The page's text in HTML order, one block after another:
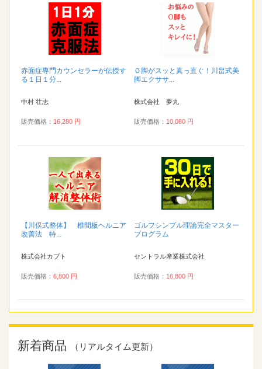
赤面症専門カウンセラーが伝授す
る１日１分...
中村 壮志
販売価格： 16,280 円
Ｏ脚がスッと真っ直ぐ！川畠式美
脚エクササ...
株式会社 夢丸
販売価格： 10,080 円
【川俣式整体】 椎間板ヘルニア
改善法 特...
株式会社カブト
販売価格： 6,800 円
ゴルフシンプル理論完全マスター
プログラム
セントラル産業株式会社
販売価格： 16,800 円
新着商品 （リアルタイム更新）